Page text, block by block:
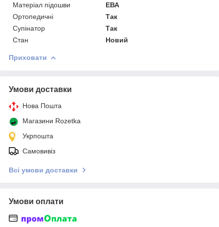
Матеріал підошви
ЕВА
Ортопедичні
Так
Супінатор
Так
Стан
Новий
Приховати
Умови доставки
Нова Пошта
Магазини Rozetka
Укрпошта
Самовивіз
Всі умови доставки
Умови оплати